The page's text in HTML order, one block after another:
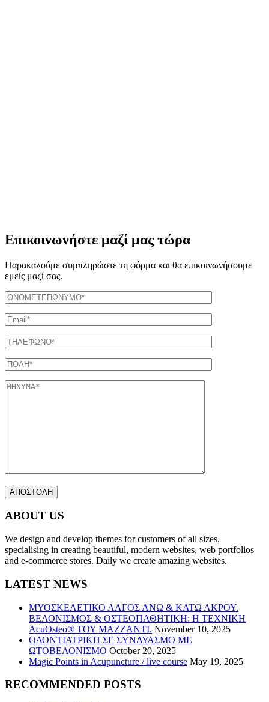
Eπικοινωνήστε μαζί μας τώρα
Παρακαλούμε συμπληρώστε τη φόρμα και θα επικοινωνήσουμε
εμείς μαζί σας.
ABOUT US
We design and develop themes for customers of all sizes,
specialising in creating beautiful, modern websites, web portfolios
and e-commerce stores. Daily we create amazing websites.
LATEST NEWS
ΜΥΟΣΚΕΛΕΤΙΚΟ ΑΛΓΟΣ ΑΝΩ & ΚΑΤΩ ΑΚΡΟΥ.
ΒΕΛΟΝΙΣΜΟΣ & ΟΣΤΕΟΠΑΘΗΤΙΚΗ: Η ΤΕΧΝΙΚΗ
AcuOsteo® ΤΟΥ MAZZANTI. November 10, 2025
ΟΔΟΝΤΙΑΤΡΙΚΗ ΣΕ ΣΥΝΔΥΑΣΜΟ ΜΕ
ΩΤΟΒΕΛΟΝΙΣΜΟ October 20, 2025
Magic Points in Acupuncture / live course May 19, 2025
RECOMMENDED POSTS